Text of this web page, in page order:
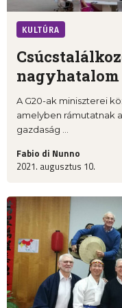
KULTÚRA
nagyhatalom
A G20-ak miniszterei
amelyben rámutatnak
gazdaság ...
Fabio di Nunno
2021. augusztus 10.